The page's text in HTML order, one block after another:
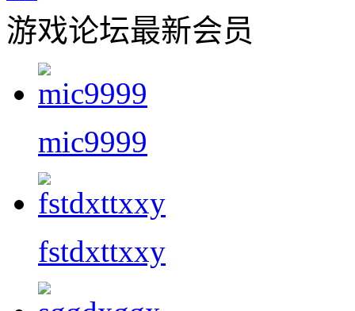
游戏论坛最新会员
mic9999
fstdxttxxy